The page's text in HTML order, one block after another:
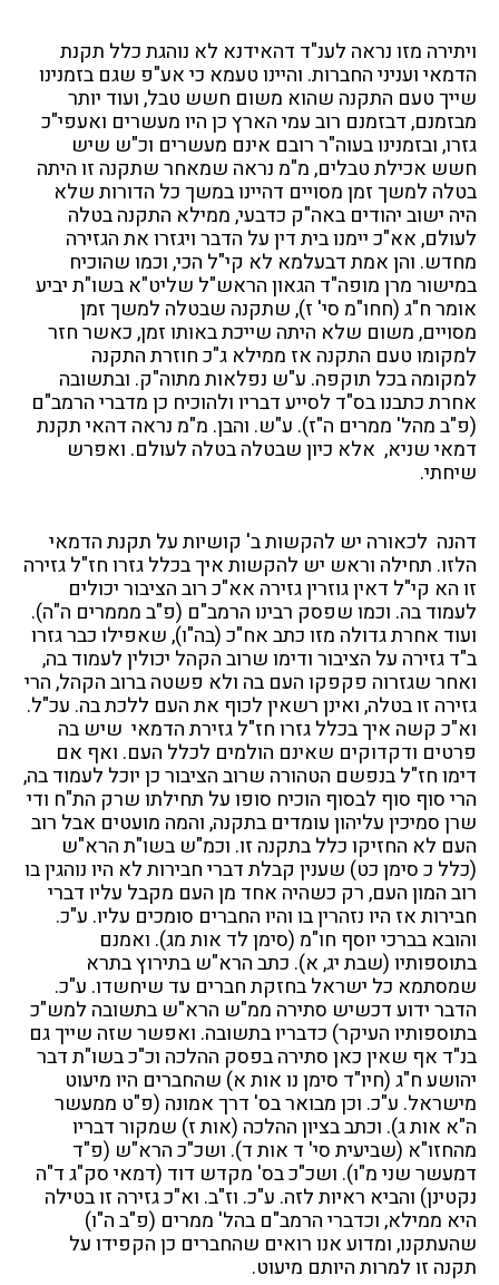
ויתירה מזו נראה לענ"ד דהאידנא לא נוהגת כלל תקנת
הדמאי ועניני החברות. והיינו טעמא כי אע"פ שגם בזמנינו
שייך טעם התקנה שהוא משום חשש טבל, ועוד יותר
מבזמנם, דבזמנם רוב עמי הארץ כן היו מעשרים ואעפי"כ
גזרו, ובזמנינו בעוה"ר רובם אינם מעשרים וכ"ש שיש
חשש אכילת טבלים, מ"מ נראה שמאחר שתקנה זו היתה
בטלה למשך זמן מסויים דהיינו במשך כל הדורות שלא
היה ישוב יהודים באה"ק כדבעי, ממילא התקנה בטלה
לעולם, אא"כ יימנו בית דין על הדבר ויגזרו את הגזירה
מחדש. והן אמת דבעלמא לא קי"ל הכי, וכמו שהוכיח
במישור מרן מופה"ד הגאון הראש"ל שליט"א בשו"ת יביע
אומר ח"ג (חחו"מ סי' ז), שתקנה שבטלה למשך זמן
מסויים, משום שלא היתה שייכת באותו זמן, כאשר חזר
למקומו טעם התקנה אז ממילא ג"כ חוזרת התקנה
למקומה בכל תוקפה. ע"ש נפלאות מתוה"ק. ובתשובה
אחרת כתבנו בס"ד לסייע דבריו ולהוכיח כן מדברי הרמב"ם
(פ"ב מהל' ממרים ה"ז). ע"ש. והבן. מ"מ נראה דהאי תקנת
דמאי שניא, אלא כיון שבטלה בטלה לעולם. ואפרש
שיחתי.
דהנה לכאורה יש להקשות ב' קושיות על תקנת הדמאי
הלזו. תחילה וראש יש להקשות איך בכלל גזרו חז"ל גזירה
זו הא קי"ל דאין גוזרין גזירה אא"כ רוב הציבור יכולים
לעמוד בה. וכמו שפסק רבינו הרמב"ם (פ"ב מממרים ה"ה).
ועוד אחרת גדולה מזו כתב אח"כ (בה"ו), שאפילו כבר גזרו
ב"ד גזירה על הציבור ודימו שרוב הקהל יכולין לעמוד בה,
ואחר שגזרוה פקפקו העם בה ולא פשטה ברוב הקהל, הרי
גזירה זו בטלה, ואינן רשאין לכוף את העם ללכת בה. עכ"ל.
וא"כ קשה איך בכלל גזרו חז"ל גזירת הדמאי שיש בה
פרטים ודקדוקים שאינם הולמים לכלל העם. ואף אם
דימו חז"ל בנפשם הטהורה שרוב הציבור כן יוכל לעמוד בה,
הרי סוף סוף לבסוף הוכיח סופו על תחילתו שרק הת"ח ודי
שרן סמיכין עליהון עומדים בתקנה, והמה מועטים אבל רוב
העם לא החזיקו כלל בתקנה זו. וכמ"ש בשו"ת הרא"ש
(כלל כ סימן כט) שענין קבלת דברי חבירות לא היו נוהגין בו
רוב המון העם, רק כשהיה אחד מן העם מקבל עליו דברי
חבירות אז היו נזהרין בו והיו החברים סומכים עליו. ע"כ.
והובא בברכי יוסף חו"מ (סימן לד אות מג). ואמנם
בתוספותיו (שבת יג, א). כתב הרא"ש בתירוץ בתרא
שמסתמא כל ישראל בחזקת חברים עד שיחשדו. ע"כ.
הדבר ידוע דכשיש סתירה ממ"ש הרא"ש בתשובה למש"כ
בתוספותיו העיקר) כדבריו בתשובה. ואפשר שזה שייך גם
בנ"ד אף שאין כאן סתירה בפסק ההלכה וכ"כ בשו"ת דבר
יהושע ח"ג (חיו"ד סימן נו אות א) שהחברים היו מיעוט
מישראל. ע"כ. וכן מבואר בס' דרך אמונה (פ"ט ממעשר
ה"א אות ג). וכתב בציון ההלכה (אות ז) שמקור דבריו
מהחזו"א (שביעית סי' ד אות ד). ושכ"כ הרא"ש (פ"ד
דמעשר שני מ"ו). ושכ"כ בס' מקדש דוד (דמאי סק"ג ד"ה
נקטינן) והביא ראיות לזה. ע"כ. וז"ב. וא"כ גזירה זו בטילה
היא ממילא, וכדברי הרמב"ם בהל' ממרים (פ"ב ה"ו)
שהעתקנו, ומדוע אנו רואים שהחברים כן הקפידו על
תקנה זו למרות היותם מיעוט.